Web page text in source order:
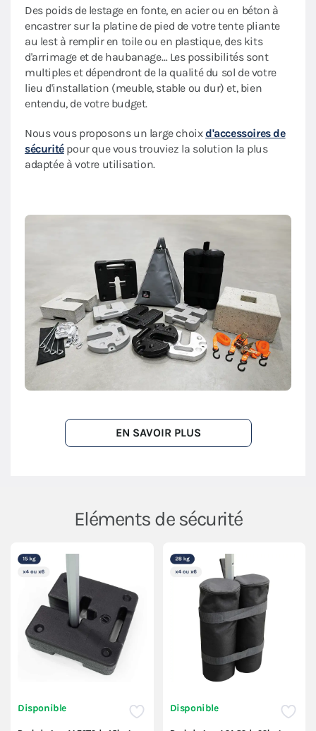
Des poids de lestage en fonte, en acier ou en béton à
encastrer sur la platine de pied de votre tente pliante
au lest à remplir en toile ou en plastique, des kits
d'arrimage et de haubanage… Les possibilités sont
multiples et dépendront de la qualité du sol de votre
lieu d'installation (meuble, stable ou dur) et, bien
entendu, de votre budget.
Nous vous proposons un large choixd'accessoires de
sécuritépour que vous trouviez la solution la plus
adaptée à votre utilisation.
EN SAVOIR PLUS
Eléments de sécurité
Disponible Disponible